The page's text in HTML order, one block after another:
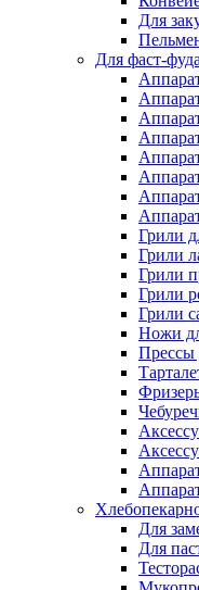
Для
Для фаст-фуда
Грили
Грили
Грили
Грили
Грили
Ножи
Прессы
Для
Для